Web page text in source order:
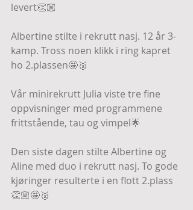
levert👏🏼
Albertine stilte i rekrutt nasj. 12 år 3-
kamp. Tross noen klikk i ring kapret
ho 2.plassen🤩🥈
Vår minirekrutt Julia viste tre fine
oppvisninger med programmene
frittstående, tau og vimpel🌟
Den siste dagen stilte Albertine og
Aline med duo i rekrutt nasj. To gode
kjøringer resulterte i en flott 2.plass
👏🏼🤩🥈